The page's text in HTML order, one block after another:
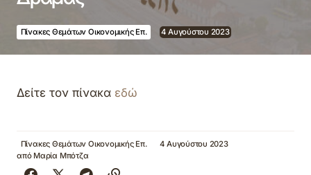
Πίνακες Θεμάτων Οικονομικής Επ. 4 Αυγούστου 2023
Δείτε τον πίνακα εδώ
Πίνακες Θεμάτων Οικονομικής Επ.
4 Αυγούστου 2023
από Μαρία Μπότζα